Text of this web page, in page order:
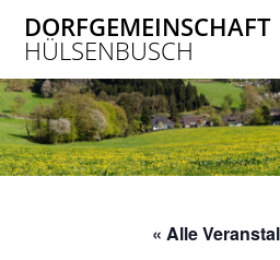
Inhalt
DORFGEMEINSCHAFT
HÜLSENBUSCH
« Alle